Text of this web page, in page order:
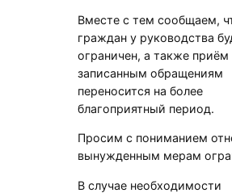
Вместе с тем сообщаем,
граждан у руководства
ограничен, а также приём
записанным обращениям
переносится на более
благоприятный период.
Просим с пониманием
вынужденным мерам
В случае необходимости